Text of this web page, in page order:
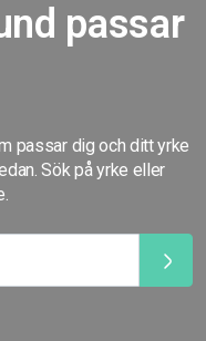
passar
passar dig och ditt yrke
Sök på yrke eller